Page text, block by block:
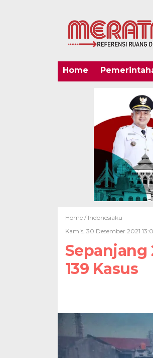
Home
Home / Indonesiaku
Kamis, 30 Desember 2021
Sepanjang
139 Kasus